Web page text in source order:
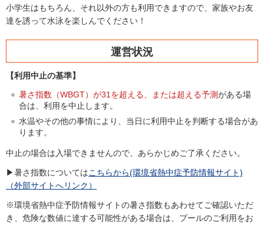
小学生はもちろん、それ以外の方も利用できますので、家族やお友
達を誘って水泳を楽しんでください！
運営状況
【利用中止の基準】
暑さ指数（WBGT）が31を超える、または超える予測がある場
合は、利用を中止します。
水温やその他の事情により、当日に利用中止を判断する場合があ
ります。
中止の場合は入場できませんので、あらかじめご了承ください。
▶暑さ指数についてはこちらから(環境省熱中症予防情報サイト)
（外部サイトへリンク）
※環境省熱中症予防情報サイトの暑さ指数もあわせてご確認いただ
き、危険な数値に達する可能性がある場合は、プールのご利用をお